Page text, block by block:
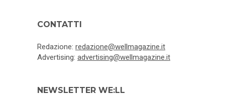
CONTATTI
Redazione: redazione@wellmagazine.it
Advertising: advertising@wellmagazine.it
NEWSLETTER WE:LL